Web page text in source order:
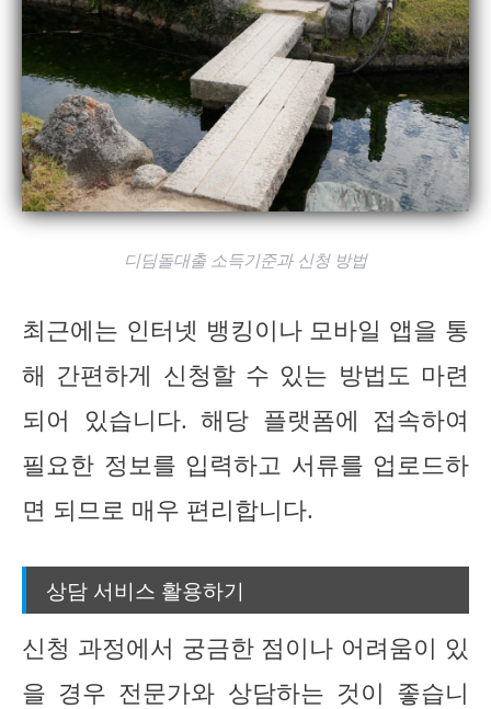
디딤돌대출 소득기준과 신청 방법
최근에는 인터넷 뱅킹이나 모바일 앱을 통
해 간편하게 신청할 수 있는 방법도 마련
되어 있습니다. 해당 플랫폼에 접속하여
필요한 정보를 입력하고 서류를 업로드하
면 되므로 매우 편리합니다.
상담 서비스 활용하기
신청 과정에서 궁금한 점이나 어려움이 있
을 경우 전문가와 상담하는 것이 좋습니